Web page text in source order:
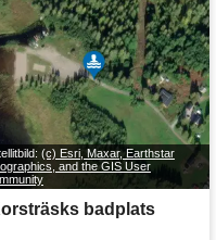
(c) Esri, Maxar, Earthstar
and the GIS User
badplats